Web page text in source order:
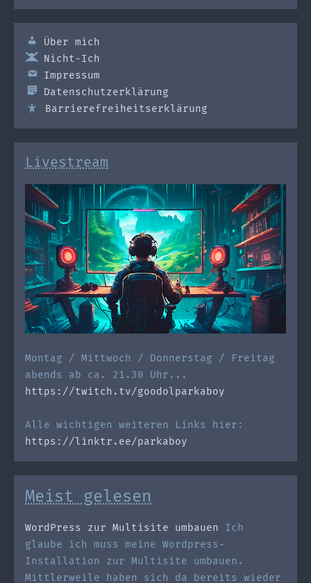
Über mich
Nicht-Ich
Impressum
Datenschutzerklärung
Barrierefreiheitserklärung
Livestream
Montag / Mittwoch / Donnerstag / Freitag
abends ab ca. 21.30 Uhr...
https://twitch.tv/goodolparkaboy
Alle wichtigen weiteren Links hier:
https://linktr.ee/parkaboy
Meist gelesen
WordPress zur Multisite umbauen
Ich
glaube ich muss meine Wordpress-
Installation zur Multisite umbauen.
Mittlerweile haben sich da bereits wieder